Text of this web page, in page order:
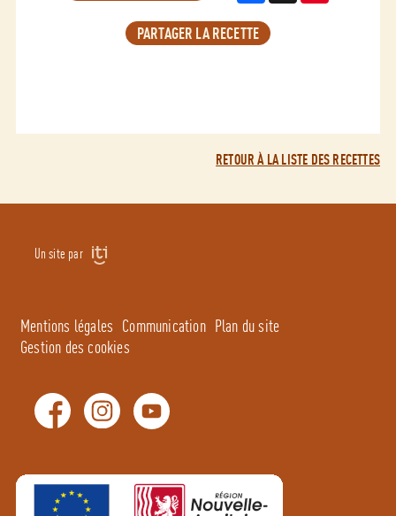
PARTAGER LA RECETTE
RETOUR À LA LISTE DES RECETTES
Un site par
Mentions légales Communication Plan du site
Gestion des cookies